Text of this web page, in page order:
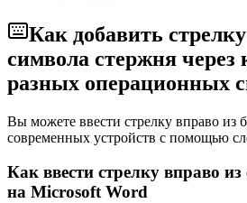
Как добавить
символа стержня через
разных операционных
Вы можете ввести стрелку вправо из
современных устройств с помощью
Как ввести стрелку вправо
на Microsoft Word